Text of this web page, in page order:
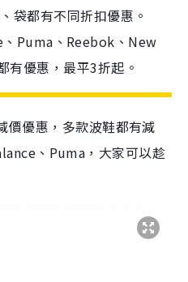
袋都有不同折扣優惠。
Puma、Reebok、New
有優惠，最平3折起。
優惠，多款波鞋都有減
、Puma，大家可以趁